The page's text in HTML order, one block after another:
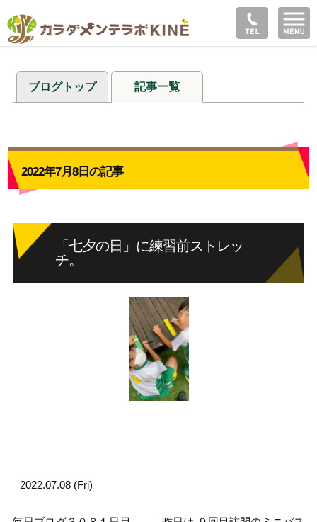
ブログトップ 記事一覧
2022年7月8日の記事
「七夕の日」に練習前ストレッ
チ。
2022.07.08 (Fri)